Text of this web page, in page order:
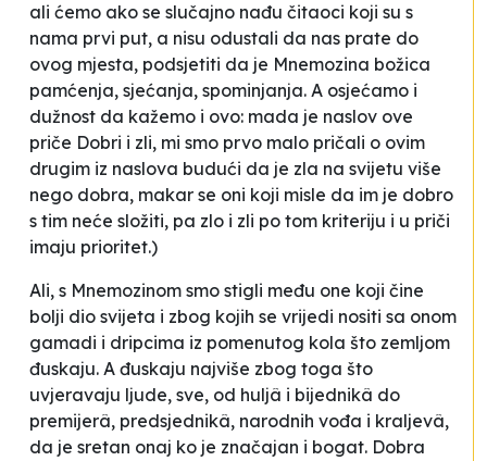
ali ćemo ako se slučajno nađu čitaoci koji su s
nama prvi put, a nisu odustali da nas prate do
ovog mjesta, podsjetiti da je Mnemozina božica
pamćenja, sjećanja, spominjanja. A osjećamo i
dužnost da kažemo i ovo: mada je naslov ove
priče Dobri i zli, mi smo prvo malo pričali o ovim
drugim iz naslova budući da je zla na svijetu više
nego dobra, makar se oni koji misle da im je dobro
s tim neće složiti, pa zlo i zli po tom kriteriju i u priči
imaju prioritet.)
Ali, s Mnemozinom smo stigli među one koji čine
bolji dio svijeta i zbog kojih se vrijedi nositi sa onom
gamadi i dripcima iz pomenutog kola što zemljom
đuskaju. A đuskaju najviše zbog toga što
uvjeravaju ljude, sve, od huljâ i bijednikâ do
premijerâ, predsjednikâ, narodnih vođa i kraljevâ,
da je sretan onaj ko je značajan i bogat. Dobra